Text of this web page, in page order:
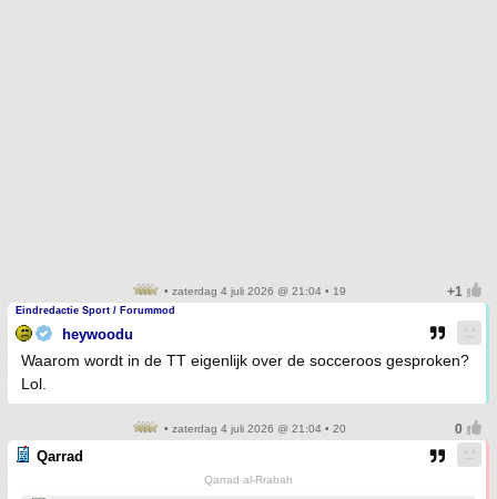
• zaterdag 4 juli 2026 @ 21:04 • 19
Eindredactie Sport / Forummod
heywoodu
Waarom wordt in de TT eigenlijk over de socceroos gesproken?
Lol.
• zaterdag 4 juli 2026 @ 21:04 • 20
Qarrad
Qarrad al-Rrabah